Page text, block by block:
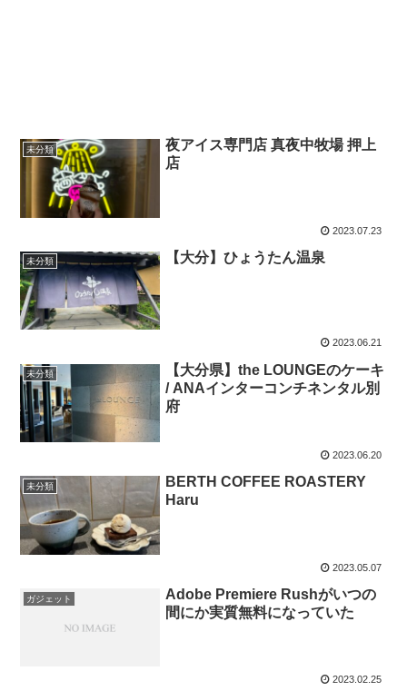
未分類
夜アイス専門店 真夜中牧場 押上
店
2023.07.23
未分類 【大分】ひょうたん温泉
2023.06.21
未分類
【大分県】the LOUNGEのケーキ
/ ANAインターコンチネンタル別
府
2023.06.20
未分類
BERTH COFFEE ROASTERY
Haru
2023.05.07
ガジェット
Adobe Premiere Rushがいつの
間にか実質無料になっていた
2023.02.25